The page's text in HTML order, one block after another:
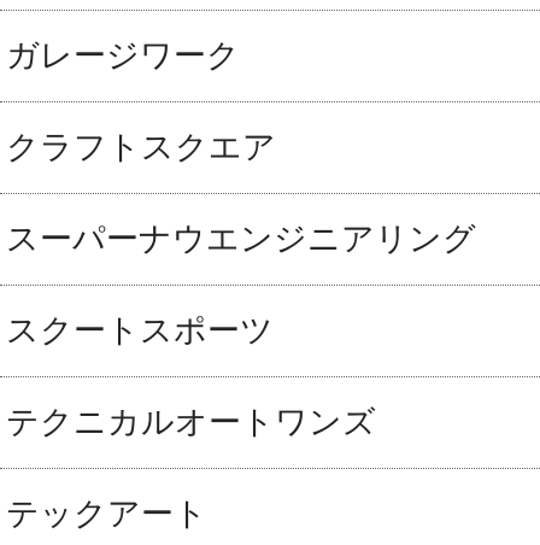
ガレージワーク
クラフトスクエア
スーパーナウエンジニアリング
スクートスポーツ
テクニカルオートワンズ
テックアート